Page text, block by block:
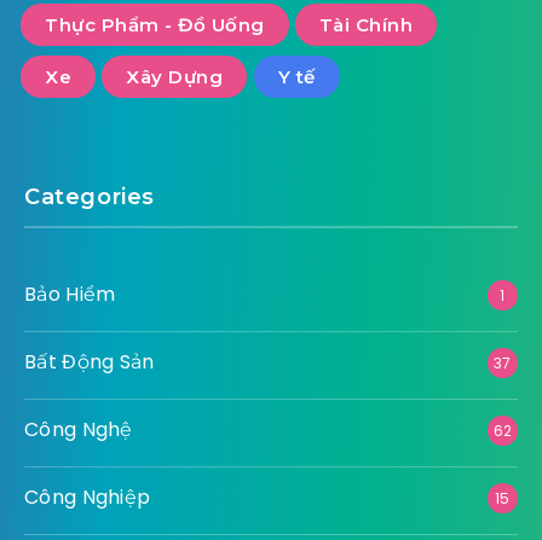
Thực Phẩm - Đồ Uống Tài Chính
Xe Xây Dựng Y tế
Categories
Bảo Hiểm 1
Bất Động Sản 37
Công Nghệ 62
Công Nghiệp 15